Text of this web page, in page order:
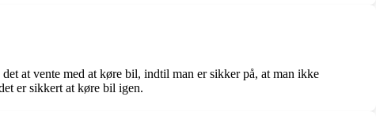
at vente med at køre bil, indtil man er sikker på, at man ikke
er sikkert at køre bil igen.